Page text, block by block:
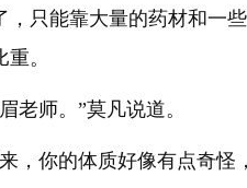
，只能靠大量的药材和一
。
老师。”莫凡说道。
，你的体质好像有点奇